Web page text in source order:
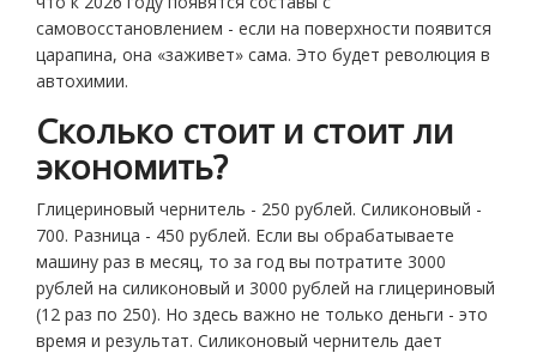
самовосстановлением - если на поверхности появится
царапина, она «заживет» сама. Это будет революция в
автохимии.
Сколько стоит и стоит ли
экономить?
Глицериновый чернитель - 250 рублей. Силиконовый -
700. Разница - 450 рублей. Если вы обрабатываете
машину раз в месяц, то за год вы потратите 3000
рублей на силиконовый и 3000 рублей на глицериновый
(12 раз по 250). Но здесь важно не только деньги - это
время и результат. Силиконовый чернитель дает